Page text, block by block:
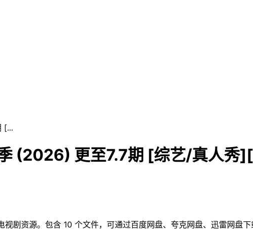
[...
(2026) 更至7.7期 [综艺/真人
剧资源。包含 10 个文件，可通过百度网盘、夸克网盘、迅雷网盘下